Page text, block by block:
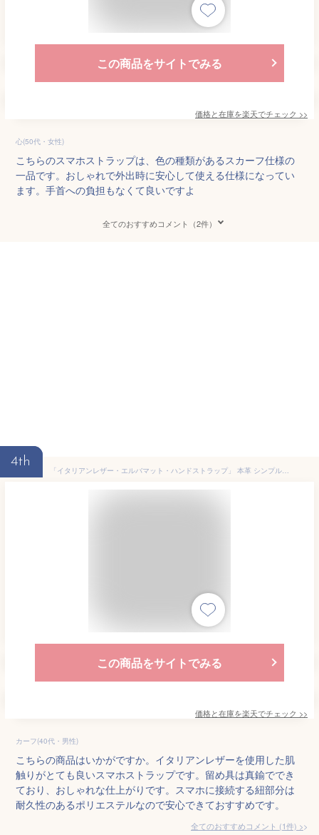
この商品をサイトでみる
価格と在庫を楽天でチェック >>
心(50代・女性)
こちらのスマホストラップは、色の種類があるスカーフ仕様の
一品です。おしゃれで外出時に安心して使える仕様になってい
ます。手首への負担もなくて良いですよ
全てのおすすめコメント（2件）
4th
「イタリアンレザー・エルバマット・ハンドストラップ」 本革 シンプル スマホ ストラップ おしゃれ かわいい ロング 手首 レザーストラップ レザー スマートフォン 携帯ストラップ 落下防止 ハイキャンプ メール便送料無料 2024titi
この商品をサイトでみる
価格と在庫を楽天でチェック >>
カーフ(40代・男性)
こちらの商品はいかがですか。イタリアンレザーを使用した肌
触りがとても良いスマホストラップです。留め具は真鍮ででき
ており、おしゃれな仕上がりです。スマホに接続する紐部分は
耐久性のあるポリエステルなので安心できておすすめです。
全てのおすすめコメント (1件) >